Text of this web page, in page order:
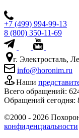
+7 (499) 994-99-13
8 (800) 350-11-69
г. Электросталь,
info@horonim.ru
Наши
Всего обращений:
Обращений сегодня:
©2000 - 2026
конфиденциальности